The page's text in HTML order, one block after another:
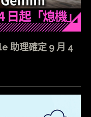
助理確定 9 月 4